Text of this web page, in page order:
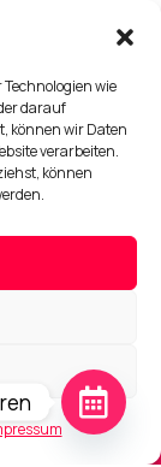
wie
darauf
können wir Daten
verarbeiten.
können